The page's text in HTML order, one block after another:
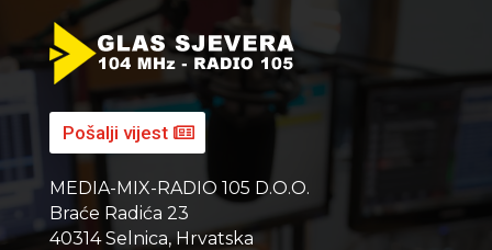
Pošalji vijest
MEDIA-MIX-RADIO 105 D.O.O.
Braće Radića 23
40314 Selnica, Hrvatska